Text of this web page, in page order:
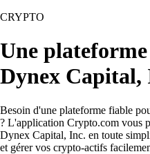
CRYPTO
Une
Dynex Capital,
Besoin d'une plateforme fiable
? L'application Crypto.com vous
Dynex Capital, Inc. en toute
et gérer vos crypto-actifs